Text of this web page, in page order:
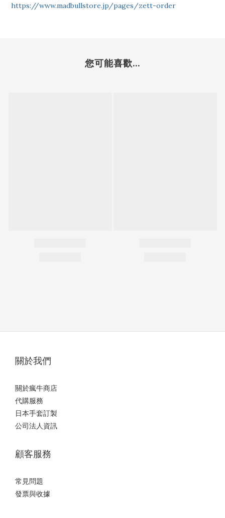
https://www.madbullstore.jp/pages/zett-order
您可能喜歡...
關於我們
關於瘋牛商店
代購服務
日本手套訂製
公司法人資訊
顧客服務
常見問題
發票與收據